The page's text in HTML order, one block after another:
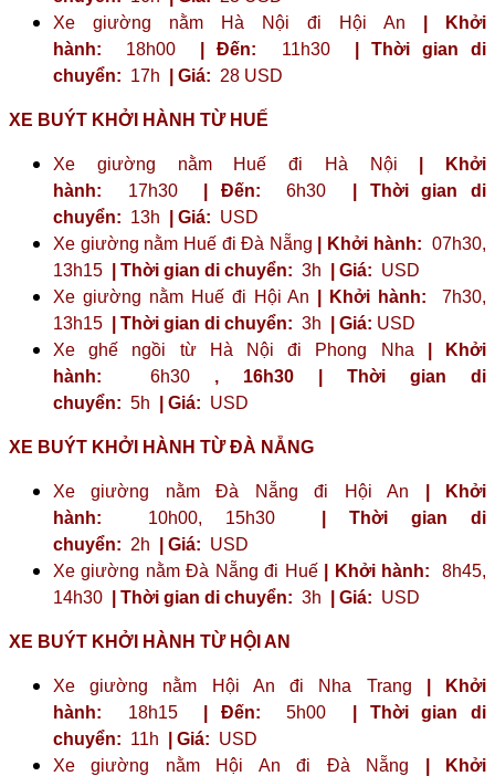
Xe giường nằm Hà Nội đi Hội An
| Khởi
hành: 18h00 | Đến: 11h30
| Thời gian di
chuyển: 17h | Giá: 28 USD
XE BUÝT KHỞI HÀNH TỪ HUẾ
Xe giường nằm Huế đi Hà Nội
| Khởi
hành: 17h30 | Đến: 6h30
| Thời gian di
chuyển: 13h | Giá: USD
Xe giường nằm Huế đi Đà Nẵng
| Khởi hành: 07h30,
13h15
| Thời gian di chuyển: 3h | Giá: USD
Xe giường nằm Huế đi Hội An
| Khởi hành: 7h30,
13h15
| Thời gian di chuyển: 3h | Giá: USD
Xe ghế ngồi từ Hà Nội đi Phong Nha
| Khởi
hành: 6h30 , 16h30
| Thời gian di
chuyển: 5h | Giá: USD
XE BUÝT KHỞI HÀNH TỪ ĐÀ NẴNG
Xe giường nằm Đà Nẵng đi Hội An
| Khởi
hành: 10h00, 15h30
| Thời gian di
chuyển: 2h | Giá: USD
Xe giường nằm Đà Nẵng đi Huế
| Khởi hành: 8h45,
14h30
| Thời gian di chuyển: 3h | Giá: USD
XE BUÝT KHỞI HÀNH TỪ HỘI AN
Xe giường nằm Hội An đi Nha Trang
| Khởi
hành: 18h15 | Đến: 5h00
| Thời gian di
chuyển: 11h | Giá: USD
Xe giường nằm Hội An đi Đà Nẵng
| Khởi